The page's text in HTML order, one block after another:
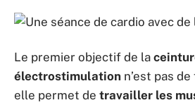
Le premier objectif de la
électrostimulation n’est pas
elle permet de travailler les